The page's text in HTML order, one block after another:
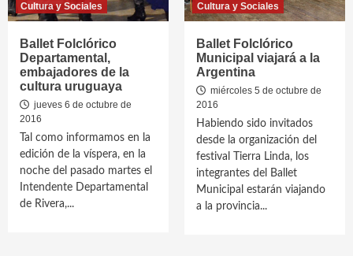
Cultura y Sociales
Ballet Folclórico
Departamental,
embajadores de la
cultura uruguaya
jueves 6 de octubre de
2016
Tal como informamos en la
edición de la víspera, en la
noche del pasado martes el
Intendente Departamental
de Rivera,...
Cultura y Sociales
Ballet Folclórico
Municipal viajará a la
Argentina
miércoles 5 de octubre de
2016
Habiendo sido invitados
desde la organización del
festival Tierra Linda, los
integrantes del Ballet
Municipal estarán viajando
a la provincia...